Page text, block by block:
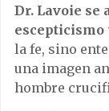
Dr. Lavoie se
escepticismo
la fe, sino
una imagen
hombre